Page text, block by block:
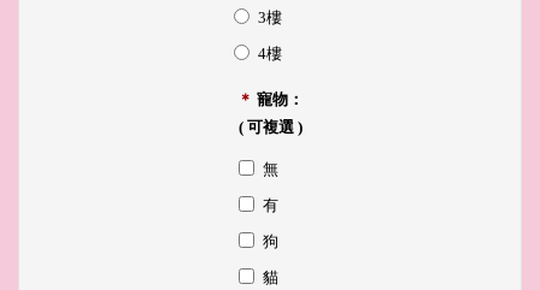
3樓
4樓
＊ 寵物：
( 可複選 )
無
有
狗
貓